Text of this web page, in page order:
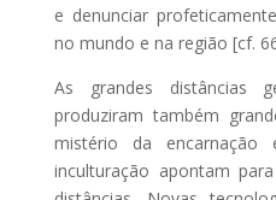
e denunciar
no mundo e na região [cf.
As grandes distâncias
produziram também
mistério da
inculturação apontam